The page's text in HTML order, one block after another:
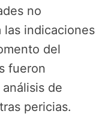
no
las indicaciones
del
fueron
de
pericias.